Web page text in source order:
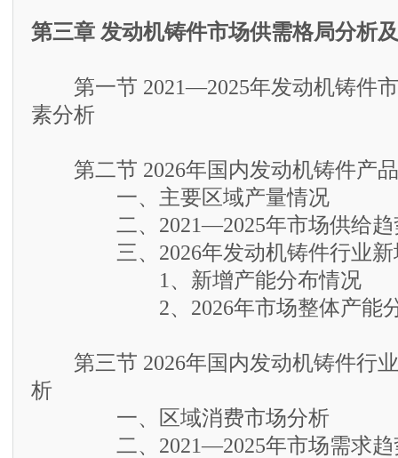
第三章 发动机铸件市场供需格局分析
第一节 2021—2025年发动机铸件市
素分析
第二节 2026年国内发动机铸件产
一、主要区域产量情况
二、2021—2025年市场供给趋势
三、2026年发动机铸件行业新
1、新增产能分布情况
2、2026年市场整体产能
第三节 2026年国内发动机铸件行业
析
一、区域消费市场分析
二、2021—2025年市场需求趋势